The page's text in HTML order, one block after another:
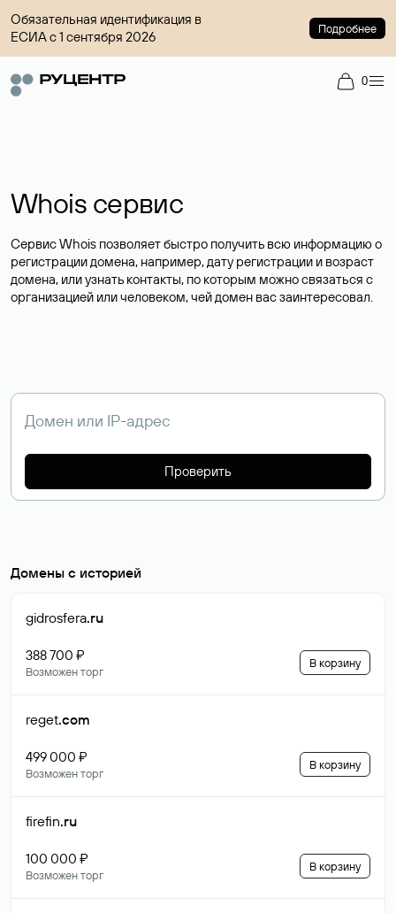
Обязательная идентификация в
ЕСИА с 1 сентября 2026
Подробнее
0
Whois сервис
Сервис Whois позволяет быстро получить всю информацию о
регистрации домена, например, дату регистрации и возраст
домена, или узнать контакты, по которым можно связаться с
организацией или человеком, чей домен вас заинтересовал.
Проверить
Домены с историей
gidrosfera.ru
388 700 ₽
Возможен торг
В корзину
reget.com
499 000 ₽
Возможен торг
В корзину
firefin.ru
100 000 ₽
Возможен торг
В корзину